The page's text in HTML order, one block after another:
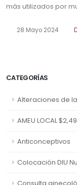
CATEGORÍAS
Alteraciones de
AMEU LOCAL
Anticonceptivos
Colocación DIU
más utilizados por
28 Mayo 2024